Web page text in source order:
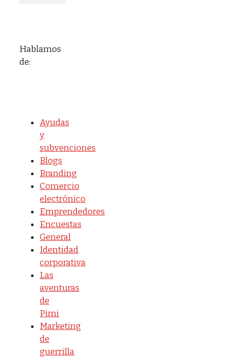
Hablamos
de:
Ayudas
y
subvenciones
Blogs
Branding
Comercio
electrónico
Emprendedores
Encuestas
General
Identidad
corporativa
Las
aventuras
de
Pimi
Marketing
de
guerrilla